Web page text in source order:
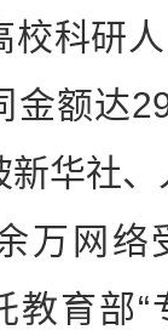
校科研
金额达
新华社
万网络
教育部“